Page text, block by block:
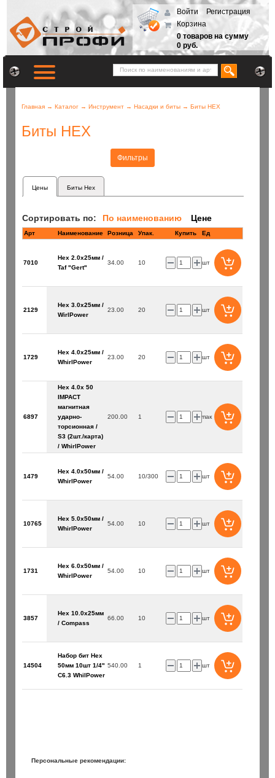
Войти
Регистрация
Корзина
0 товаров на сумму
0 руб.
Главная → Каталог → Инструмент → Насадки и биты → Биты HEX
Биты HEX
Фильтры
160 / Trijet Бур SDS+ 8х 50/110 / Bionic
235 ₽
Цены Биты Hex
Сортировать по: По наименованию Цене
Арт Наименование Розница Купить Ед
7010
Нех 2.0х25мм /
Taf "Gert"
34.00 10 шт
2129
Hex 3.0х25мм /
WirlPower
23.00 20 шт
1729
Hex 4.0х25мм /
WhirlPower
23.00 20 шт
6897
Hex 4.0х 50
IMPACT
магнитная
ударно-
торсионная /
S3 (2шт./карта)
/ WhirlPower
200.00 1 упак
1479
Hex 4.0х50мм /
WhirlPower
54.00 10/300 шт
10765
Hex 5.0х50мм /
WhirlPower
54.00 10 шт
1731
Hex 6.0х50мм /
WhirlPower
54.00 10 шт
3857
Hex 10.0х25мм
/ Compass
66.00 10 шт
14504
Набор бит Hex
50мм 10шт 1/4"
C6.3 WhilPower
540.00 1 шт
Персональные рекомендации: